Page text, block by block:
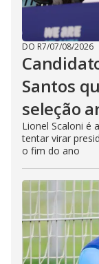
DO R7/07/08/2026
Santos
seleção
Lionel Scaloni é
tentar virar
o fim do ano